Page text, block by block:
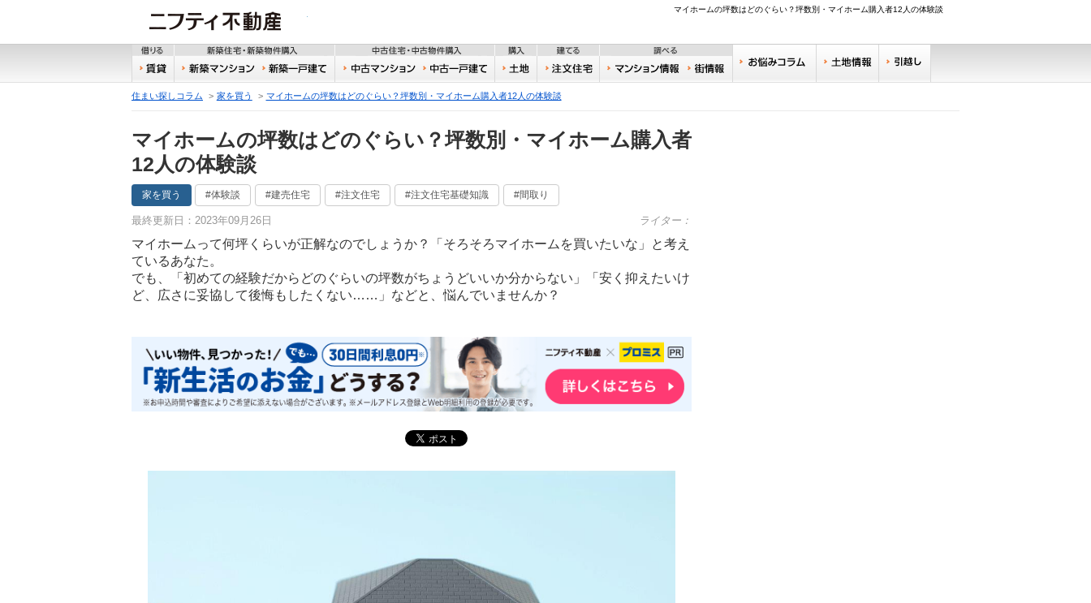
マイホームの坪数はどのぐらい？坪数別・マイホーム購入者12人の体験談
借りる 新築住宅・新築物件購入 中古住宅・中古物件購入
購入
賃貸
新築マンション 新築一戸建て 中古マンション 中古一戸建て
土地 注文住宅 おうちリサーチ住みやすい街サーチ
住まい探しコラム 家を買う マイホームの坪数はどのぐらい？坪数別・マイホーム購入者12人の体験談
マイホームの坪数はどのぐらい？坪数別・マイホーム購入者
12人の体験談
家を買う #体験談 #建売住宅 #注文住宅 #注文住宅基礎知識 #間取り
最終更新日：2023年09月26日 ライター：
マイホームって何坪くらいが正解なのでしょうか？「そろそろマイホームを買いたいな」と考え
ているあなた。
でも、「初めての経験だからどのぐらいの坪数がちょうどいいか分からない」「安く抑えたいけ
ど、広さに妥協して後悔もしたくない……」などと、悩んでいませんか？